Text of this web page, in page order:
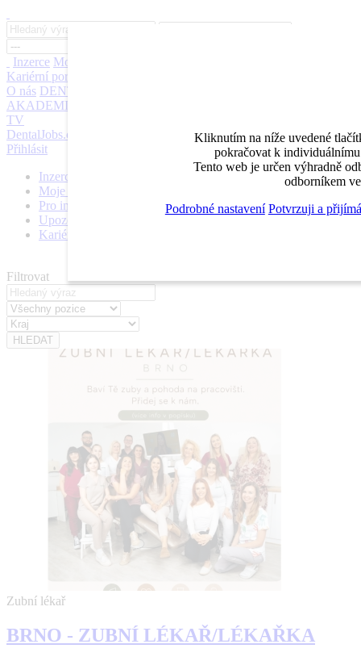
Inzerce Moje inzeráty
Kariérní poradenství
O nás DENTAL MARKET
AKADEMIE
TV
DentalJobs.cz
Přihlásit
Inzerce
Moje inzeráty
Pro inzerenty
Upozornění na nové pozice
Kariérní poradenství
Filtrovat
Zubní lékař
BRNO - ZUBNÍ LÉKAŘ/LÉKAŘKA
Kliknutím na níže uvedené
pokračovat k
Tento web je určen výhradně
odborníkem
Podrobné nastavení Potvrzuji a